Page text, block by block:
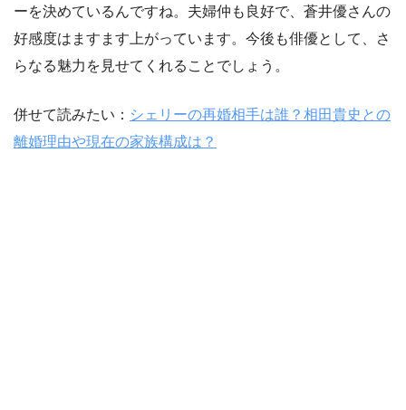
ーを決めているんですね。夫婦仲も良好で、蒼井優さんの
好感度はますます上がっています。今後も俳優として、さ
らなる魅力を見せてくれることでしょう。
併せて読みたい： シェリーの再婚相手は誰？相田貴史との
離婚理由や現在の家族構成は？